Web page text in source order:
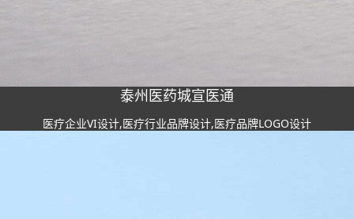
泰州医药城宣医通
医疗企业VI设计,医疗行业品牌设计,医疗品牌LOGO设计